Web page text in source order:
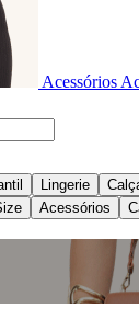
Acessórios
Lingerie
Acessórios